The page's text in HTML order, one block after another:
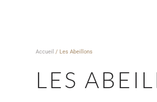
Accueil / Les Abeillons
LES